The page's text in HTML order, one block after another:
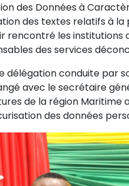
des Données à
des textes relatifs à
rencontré les institutions
des services
délégation conduite par
avec le secrétaire
de la région Maritime
des données